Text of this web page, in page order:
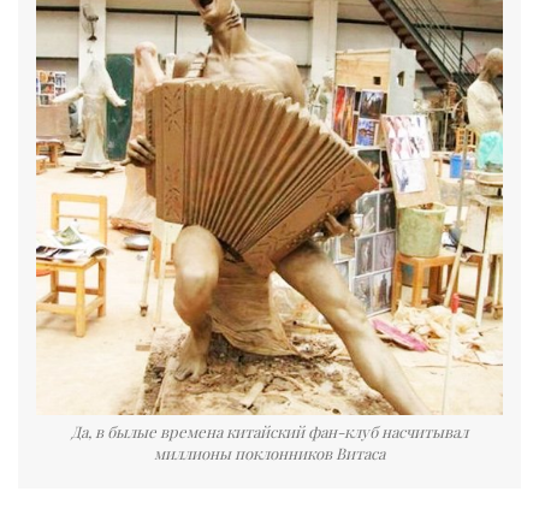
Да, в былые времена китайский фан-клуб насчитывал
миллионы поклонников Витаса